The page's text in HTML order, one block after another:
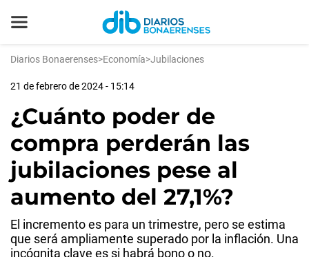
Diarios Bonaerenses>Economía>Jubilaciones
21 de febrero de 2024 - 15:14
¿Cuánto poder de
compra perderán las
jubilaciones pese al
aumento del 27,1%?
El incremento es para un trimestre, pero se estima
que será ampliamente superado por la inflación. Una
incógnita clave es si habrá bono o no.